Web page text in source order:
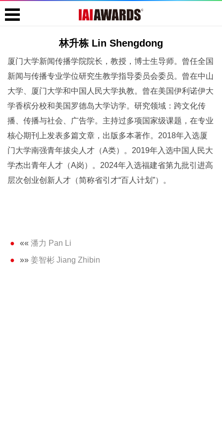
林升栋 Lin Shengdong
厦门大学新闻传播学院院长，教授，博士生导师。曾任全国
新闻与传播专业学位研究生教学指导委员会委员。曾在中山
大学、厦门大学和中国人民大学执教。曾在美国伊利诺伊大
学香槟分校和美国罗德岛大学访学。研究领域：跨文化传
播、传播与社会、广告学。主持过多项国家级课题，在专业
核心期刊上发表多篇文章，出版多本著作。2018年入选厦
门大学南强青年拔尖人才（A类）。2019年入选中国人民大
学杰出青年人才（A岗）。2024年入选福建省第九批引进高
层次创业创新人才（简称省引才“百人计划”）。
«« 潘力 Pan Li
»» 姜智彬 Jiang Zhibin